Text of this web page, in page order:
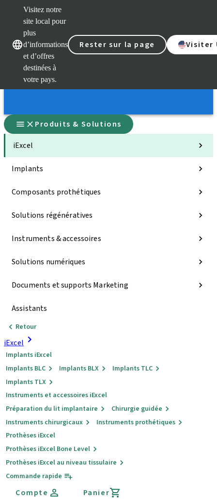
Visitez notre
site local pour
plus
d’informations
et d’offres
destinées à
votre pays.
Rester sur la page
Visiter
Produits & Solutions
iExcel
Implants
Composants prothétiques
Solutions régénératives
Instruments & accessoires
Solutions numériques
Documents et supports Marketing
Assistants
Retour
iExcel
Implants iExcel
Implants BLC
Implants BLX
Implants TLC
Implants TLX
Instruments et accessoires iExcel
Préparation du lit implantaire
Chirurgie guidée
Instruments chirurgicaux
Instruments prothétiques
Prothèses iExcel
Prothèses iExcel Bone Level
Prothèses iExcel au niveau tissulaire
Commande rapide
Compte Panier